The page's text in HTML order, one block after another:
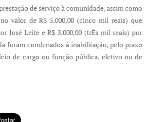
de serviço à comunidade, assim como
valor de R$ 5.000,00 (cinco mil reais) que
José Leite e R$ 3.000,00 (trÊs mil reais) por
foram condenados à inabilitação, pelo prazo
de cargo ou função pública, eletivo ou de